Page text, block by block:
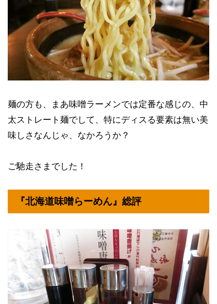
麺の方も、まあ味噌ラーメンでは定番な感じの、中
太ストレート麺でして、特にディスる要素は無い美
味しさなんじゃ、なかろうか？
ご馳走さまでした！
『北海道味噌らーめん』総評